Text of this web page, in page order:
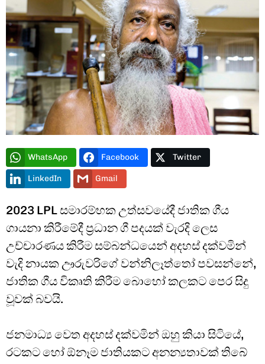
Type and hit enter
WhatsApp Facebook Twitter
LinkedIn Gmail
2023 LPL සමාරම්භක උත්සවයේදී ජාතික ගීය
ගායනා කිරීමේදී ප්‍රධාන ගී පදයක් වැරදි ලෙස
උච්චාරණය කිරීම සම්බන්ධයෙන් අදහස් දක්වමින්
වැදි නායක ඌරුවරිගේ වන්නිලෑත්තෝ පවසන්නේ,
ජාතික ගීය විකෘති කිරීම බොහෝ කලකට පෙර සිදු
වූවක් බවයි.
ජනමාධ්‍ය වෙත අදහස් දක්වමින් ඔහු කියා සිටියේ,
රටකට හෝ ඕනෑම ජාතියකට අනන්‍යතාවක් තිබේ